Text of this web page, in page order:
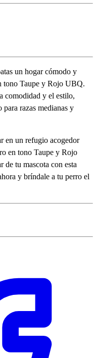
un hogar cómodo y
tono Taupe y Rojo UBQ.
comodidad y el estilo,
razas medianas y
en un refugio acogedor
en tono Taupe y Rojo
tu mascota con esta
y bríndale a tu perro el